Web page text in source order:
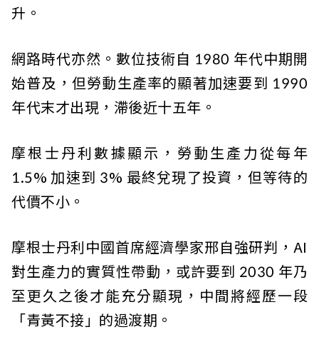
升。
網路時代亦然。數位技術自 1980 年代中期開
始普及，但勞動生產率的顯著加速要到 1990
年代末才出現，滯後近十五年。
摩根士丹利數據顯示，勞動生產力從每年
1.5% 加速到 3% 最終兌現了投資，但等待的
代價不小。
摩根士丹利中國首席經濟學家邢自強研判，AI
對生產力的實質性帶動，或許要到 2030 年乃
至更久之後才能充分顯現，中間將經歷一段
「青黃不接」的過渡期。